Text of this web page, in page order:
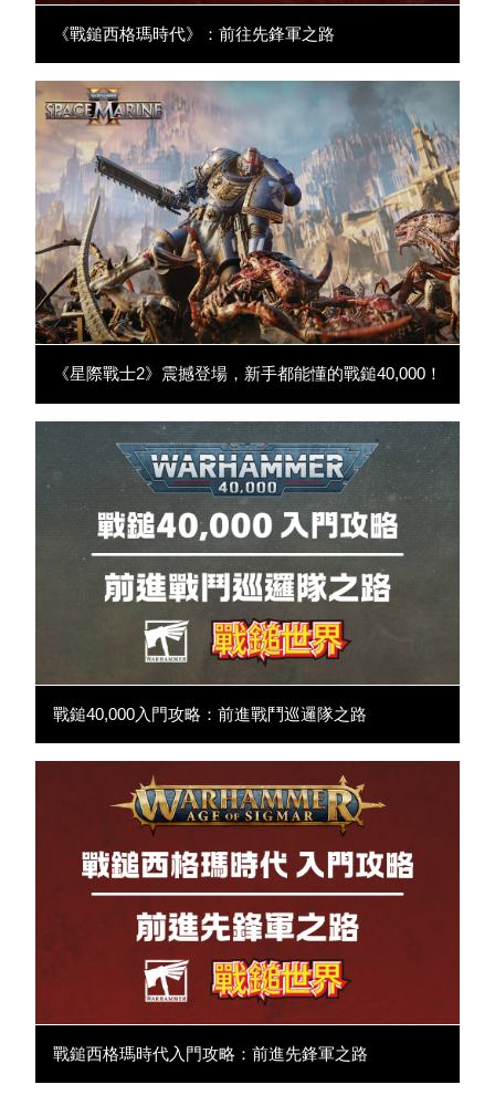
《戰鎚西格瑪時代》：前往先鋒軍之路
《星際戰士2》震撼登場，新手都能懂的戰鎚40,000！
戰鎚40,000入門攻略：前進戰鬥巡邏隊之路
戰鎚西格瑪時代入門攻略：前進先鋒軍之路